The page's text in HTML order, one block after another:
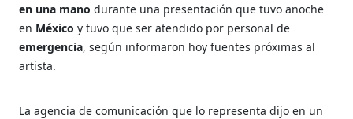
en una mano durante una presentación que tuvo anoche
en Méxicoy tuvo que ser atendido por personal de
emergencia, según informaron hoy fuentes próximas al
artista.
La agencia de comunicación que lo representa dijo en un